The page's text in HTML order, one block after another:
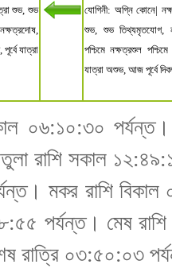
শুভ, শুভ
যাত্রা
যোগিনী: অগ্নি কোনে|
শুভ, শুভ তিথ্যমৃতযোগ,
পশ্চিমে নক্ষত্রশুল
যাত্রা অশুভ, আজ পূর্বে
০৬:১০:৩০
রাশি সকাল
মকর রাশি
পর্যন্ত। মেষ
রাত্রি ০৩:৫০:০৩